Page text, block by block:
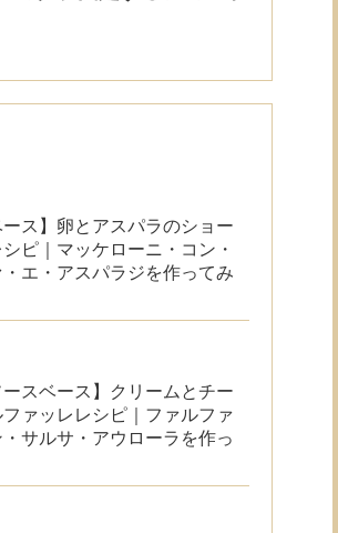
ース】卵とアスパラのショー
シピ｜マッケローニ・コン・
エ・アスパラジを作ってみ
ースベース】クリームとチー
ァッレレシピ｜ファルファ
サルサ・アウローラを作っ